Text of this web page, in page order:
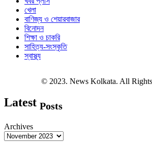
খেলা
বাণিজ্য ও শেয়ারবাজার
বিনোদন
শিক্ষা ও চাকরি
সাহিত্য-সংস্কৃতি
স্বাস্থ্য
© 2023. News Kolkata. All Rights
Latest Posts
Archives